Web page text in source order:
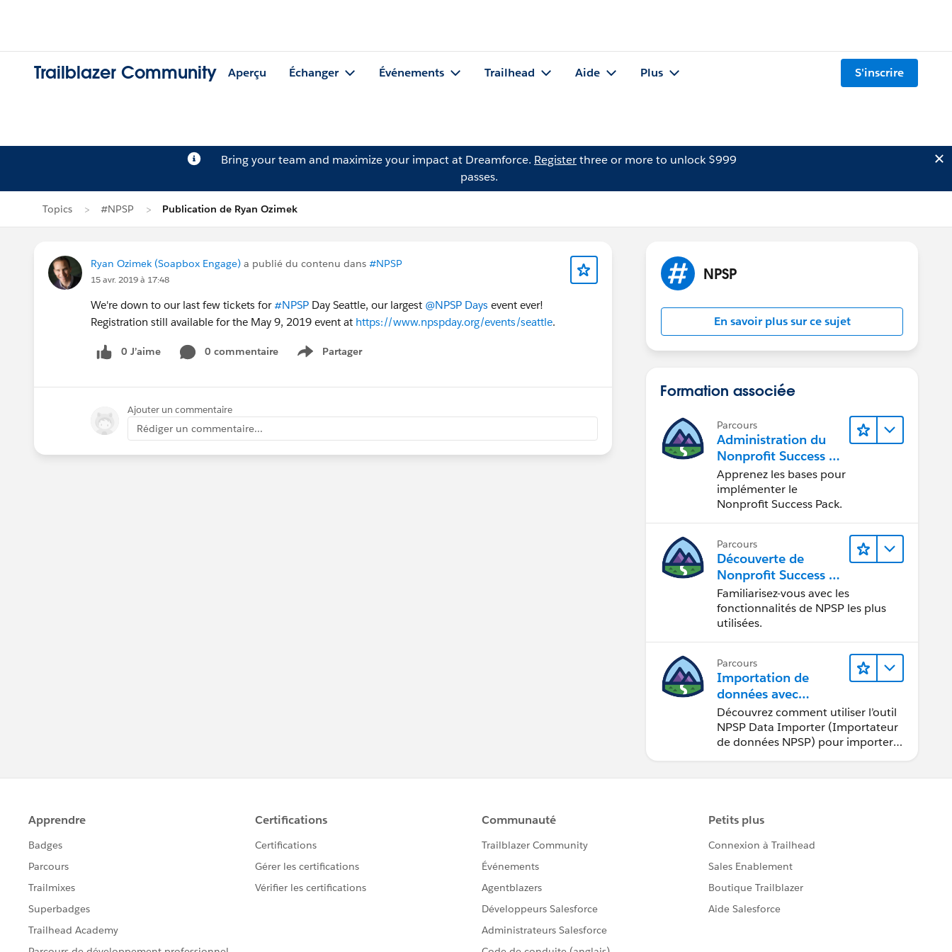
Trailblazer Community Aperçu Échanger Événements Trailhead Aide Plus S'inscrire
Bring your team and maximize your impact at Dreamforce. Registerthree or more to unlock $999
passes.
Topics #NPSP Publication de Ryan Ozimek
Ryan Ozimek (Soapbox Engage) a publié du contenu dans #NPSP
15 avr. 2019 à 17:48
We're down to our last few tickets for#NPSP Day​ Seattle, our largest @NPSP Days ​ event ever!
Registration still available for the May 9, 2019 event at https://www.npspday.org/events/seattle.
0 J’aime 0 commentaire Partager
Show menu
Ajouter un commentaire
Rédiger un commentaire...
NPSP
En savoir plus sur ce sujet
Formation associée
Parcours
Administration du
Nonprofit Success Pa
ck (NPSP)
Apprenez les bases pour
implémenter le
Nonprofit Success Pack.
Parcours
Découverte de
Nonprofit Success Pa
ck (NPSP)
Familiarisez-vous avec les
fonctionnalités de NPSP les plus
utilisées.
Parcours
Importation de
données avec
Nonprofit Success Pa
ck (NPSP)
Découvrez comment utiliser l’outil
NPSP Data Importer (Importateur
de données NPSP) pour importer